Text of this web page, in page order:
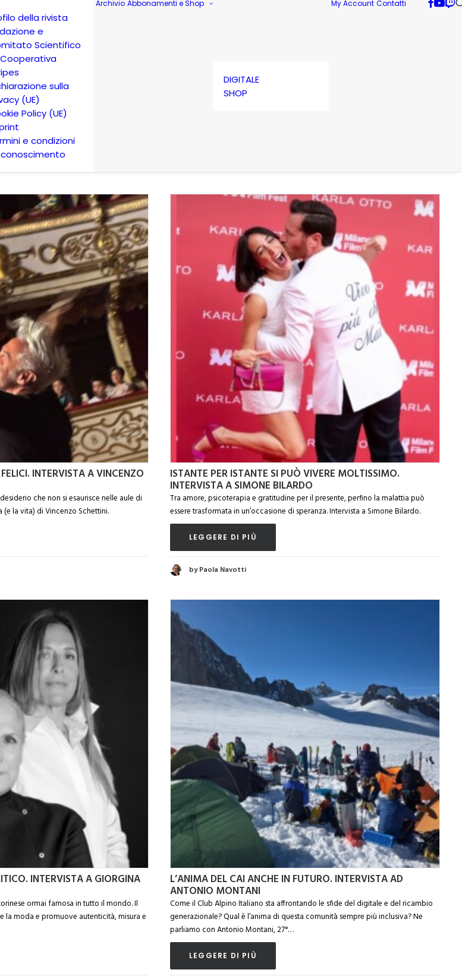
della rivista
e
Scientifico
sulla
(UE)
Policy (UE)
e condizioni
Archivio Abbonamenti e Shop
DIGITALE
SHOP
My Account Contatti
INTERVISTA A VINCENZO
che non si esaurisce nelle aule di
(e la vita) di Vincenzo Schettini.
ISTANTE PER ISTANTE SI PUÒ VIVERE MOLTISSIMO.
INTERVISTA A SIMONE BILARDO
Tra amore, psicoterapia e gratitudine per il presente, perfino la malattia può
essere trasformata in un’occasione di speranza. Intervista a Simone Bilardo.
LEGGERE DI PIÙ
by Paola Navotti
INTERVISTA A GIORGINA
ormai famosa in tutto il mondo. Il
la moda e promuove autenticità, misura e
L’ANIMA DEL CAI ANCHE IN FUTURO. INTERVISTA AD
ANTONIO MONTANI
Come il Club Alpino Italiano sta affrontando le sfide del digitale e del ricambio
generazionale? Qual è l’anima di questa comunità sempre più inclusiva? Ne
parliamo con Antonio Montani, 27°…
LEGGERE DI PIÙ